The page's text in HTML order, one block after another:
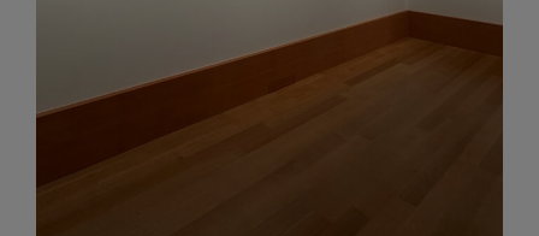
by każdy mógł powrócić do wyjątkowych
momentów. Zapraszamy do obejrzenia,
wspominania i inspirowania się!